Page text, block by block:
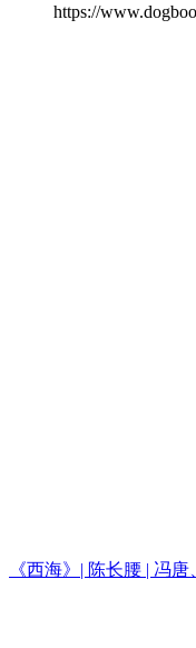
https://
《西海》| 陈长腰 | 冯